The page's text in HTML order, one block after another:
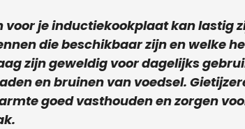
voor je inductiekookplaat kan lastig
die beschikbaar zijn en welke
zijn geweldig voor dagelijks
en bruinen van voedsel.
goed vasthouden en zorgen